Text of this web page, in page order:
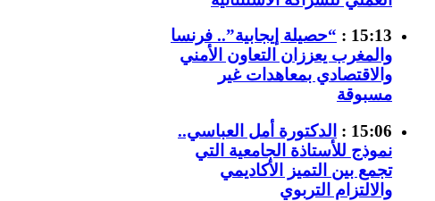
15:13 :
“حصيلة إيجابية”.. فرنسا
والمغرب يعززان التعاون الأمني
والاقتصادي بمعاهدات غير
مسبوقة
15:06 :
الدكتورة أمل العباسي..
نموذج للأستاذة الجامعية التي
تجمع بين التميز الأكاديمي
والالتزام التربوي